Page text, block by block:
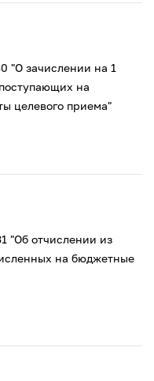
"О зачислении на 1
на
целевого приема"
"Об отчислении из
на бюджетные